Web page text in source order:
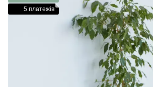
5 платежів